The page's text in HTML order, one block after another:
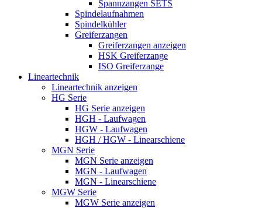
Spannzangen SETS
Spindelaufnahmen
Spindelkühler
Greiferzangen
Greiferzangen anzeigen
HSK Greiferzange
ISO Greiferzange
Lineartechnik
Lineartechnik anzeigen
HG Serie
HG Serie anzeigen
HGH - Laufwagen
HGW - Laufwagen
HGH / HGW - Linearschiene
MGN Serie
MGN Serie anzeigen
MGN - Laufwagen
MGN - Linearschiene
MGW Serie
MGW Serie anzeigen